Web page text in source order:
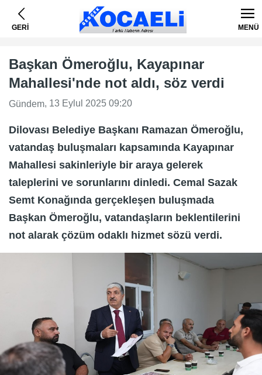
GERİ MENÜ
Başkan Ömeroğlu, Kayapınar
Mahallesi'nde not aldı, söz verdi
Gündem, 13 Eylul 2025 09:20
Dilovası Belediye Başkanı Ramazan Ömeroğlu,
vatandaş buluşmaları kapsamında Kayapınar
Mahallesi sakinleriyle bir araya gelerek
taleplerini ve sorunlarını dinledi. Cemal Sazak
Semt Konağında gerçekleşen buluşmada
Başkan Ömeroğlu, vatandaşların beklentilerini
not alarak çözüm odaklı hizmet sözü verdi.